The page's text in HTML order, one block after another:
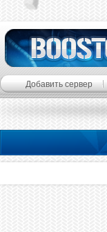
Добавить сервер